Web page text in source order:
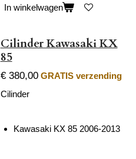
In winkelwagen
Cilinder Kawasaki KX
85
€ 380,00 GRATIS verzending
Cilinder
Kawasaki KX 85 2006-2013